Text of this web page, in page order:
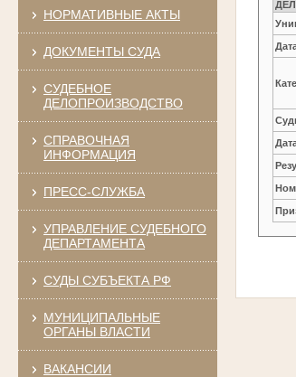
НОРМАТИВНЫЕ АКТЫ
ДОКУМЕНТЫ СУДА
СУДЕБНОЕ
ДЕЛОПРОИЗВОДСТВО
СПРАВОЧНАЯ
ИНФОРМАЦИЯ
ПРЕСС-СЛУЖБА
УПРАВЛЕНИЕ СУДЕБНОГО
ДЕПАРТАМЕНТА
СУДЫ СУБЪЕКТА РФ
МУНИЦИПАЛЬНЫЕ
ОРГАНЫ ВЛАСТИ
ВАКАНСИИ